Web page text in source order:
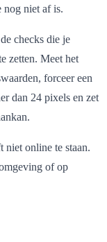
niet af is.
checks die je
zetten. Meet het
forceer een
dan 24 pixels en zet
niet online te staan.
of op